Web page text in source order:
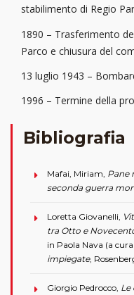
stabilimento di Regio
1890 – Trasferimento
Parco e chiusura del
13 luglio 1943 –
1996 – Termine della
Bibliografia
Mafai, Miriam, Pane
seconda guerra
Loretta Giovanelli,
tra Otto e
in Paola Nava (a cura
impiegate,
Giorgio Pedrocco, Le